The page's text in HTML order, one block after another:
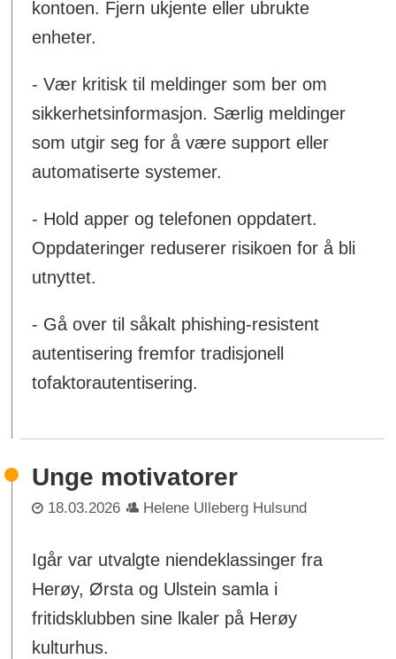
kontoen. Fjern ukjente eller ubrukte
enheter.
- Vær kritisk til meldinger som ber om
sikkerhetsinformasjon. Særlig meldinger
som utgir seg for å være support eller
automatiserte systemer.
- Hold apper og telefonen oppdatert.
Oppdateringer reduserer risikoen for å bli
utnyttet.
- Gå over til såkalt phishing-resistent
autentisering fremfor tradisjonell
tofaktorautentisering.
Unge motivatorer
18.03.2026 Helene Ulleberg Hulsund
Igår var utvalgte niendeklassinger fra
Herøy, Ørsta og Ulstein samla i
fritidsklubben sine lkaler på Herøy
kulturhus.